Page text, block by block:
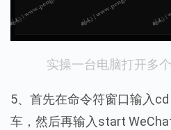
实操一台电脑打开多
5、首先在命令符窗口输入
车，然后再输入start